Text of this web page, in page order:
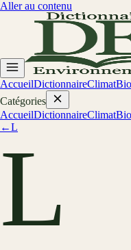
Aller au contenu
AccueilDictionnaireClimat
Catégories
AccueilDictionnaireClimat
←L
L